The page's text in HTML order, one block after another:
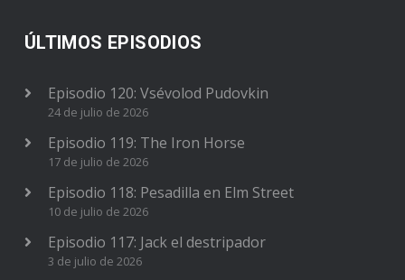
ÚLTIMOS EPISODIOS
Episodio 120: Vsévolod Pudovkin
24 de julio de 2026
Episodio 119: The Iron Horse
17 de julio de 2026
Episodio 118: Pesadilla en Elm Street
10 de julio de 2026
Episodio 117: Jack el destripador
3 de julio de 2026